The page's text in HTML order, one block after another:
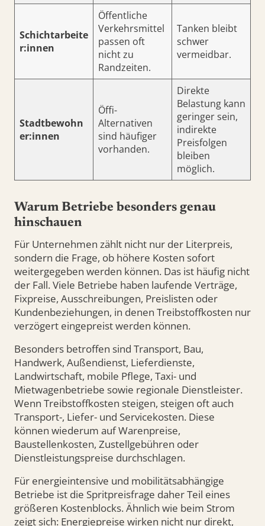
Schichtarbeite
r:innen
Öffentliche
Verkehrsmittel
passen oft
nicht zu
Randzeiten.
Tanken bleibt
schwer
vermeidbar.
Stadtbewohn
er:innen
Öffi-
Alternativen
sind häufiger
vorhanden.
Direkte
Belastung kann
geringer sein,
indirekte
Preisfolgen
bleiben
möglich.
Warum Betriebe besonders genau
hinschauen
Für Unternehmen zählt nicht nur der Literpreis,
sondern die Frage, ob höhere Kosten sofort
weitergegeben werden können. Das ist häufig nicht
der Fall. Viele Betriebe haben laufende Verträge,
Fixpreise, Ausschreibungen, Preislisten oder
Kundenbeziehungen, in denen Treibstoffkosten nur
verzögert eingepreist werden können.
Besonders betroffen sind Transport, Bau,
Handwerk, Außendienst, Lieferdienste,
Landwirtschaft, mobile Pflege, Taxi- und
Mietwagenbetriebe sowie regionale Dienstleister.
Wenn Treibstoffkosten steigen, steigen oft auch
Transport-, Liefer- und Servicekosten. Diese
können wiederum auf Warenpreise,
Baustellenkosten, Zustellgebühren oder
Dienstleistungspreise durchschlagen.
Für energieintensive und mobilitätsabhängige
Betriebe ist die Spritpreisfrage daher Teil eines
größeren Kostenblocks. Ähnlich wie beim Strom
zeigt sich: Energiepreise wirken nicht nur direkt,